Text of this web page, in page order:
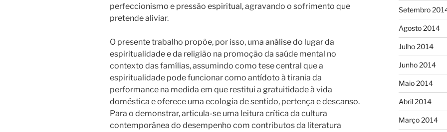
perfeccionismo e pressão espiritual, agravando o sofrimento que
pretende aliviar.
O presente trabalho propõe, por isso, uma análise do lugar da
espiritualidade e da religião na promoção da saúde mental no
contexto das famílias, assumindo como tese central que a
espiritualidade pode funcionar como antídoto à tirania da
performance na medida em que restitui a gratuitidade à vida
doméstica e oferece uma ecologia de sentido, pertença e descanso.
Para o demonstrar, articula-se uma leitura crítica da cultura
contemporânea do desempenho com contributos da literatura
Setembro
Agosto 2014
Julho 2014
Junho 2014
Maio 2014
Abril 2014
Março 2014